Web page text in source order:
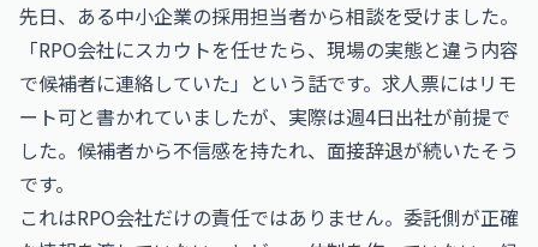
先日、ある中小企業の採用担当者から相談を受けました。
「RPO会社にスカウトを任せたら、現場の実態と違う内容
で候補者に連絡していた」という話です。求人票にはリモ
ート可と書かれていましたが、実際は週4日出社が前提で
した。候補者から不信感を持たれ、面接辞退が続いたそう
です。
これはRPO会社だけの責任ではありません。委託側が正確